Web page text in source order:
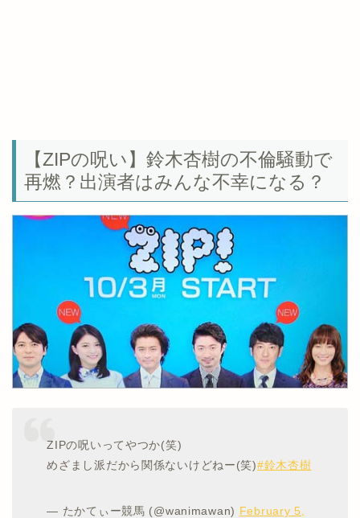
【ZIPの呪い】鈴木杏樹の不倫騒動で
再燃？出演者はみんな不幸になる？
ZIPの呪いってやつか(笑)
めざまし派だから関係ないけどねー(笑)#鈴木杏樹
— たかてぃー競馬 (@wanimawan) February 5,